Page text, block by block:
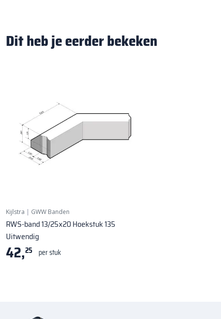
Dit heb je eerder bekeken
Kijlstra | GWW Banden
RWS-band 13/25x20 Hoekstuk 135
Uitwendig
42,25 per stuk